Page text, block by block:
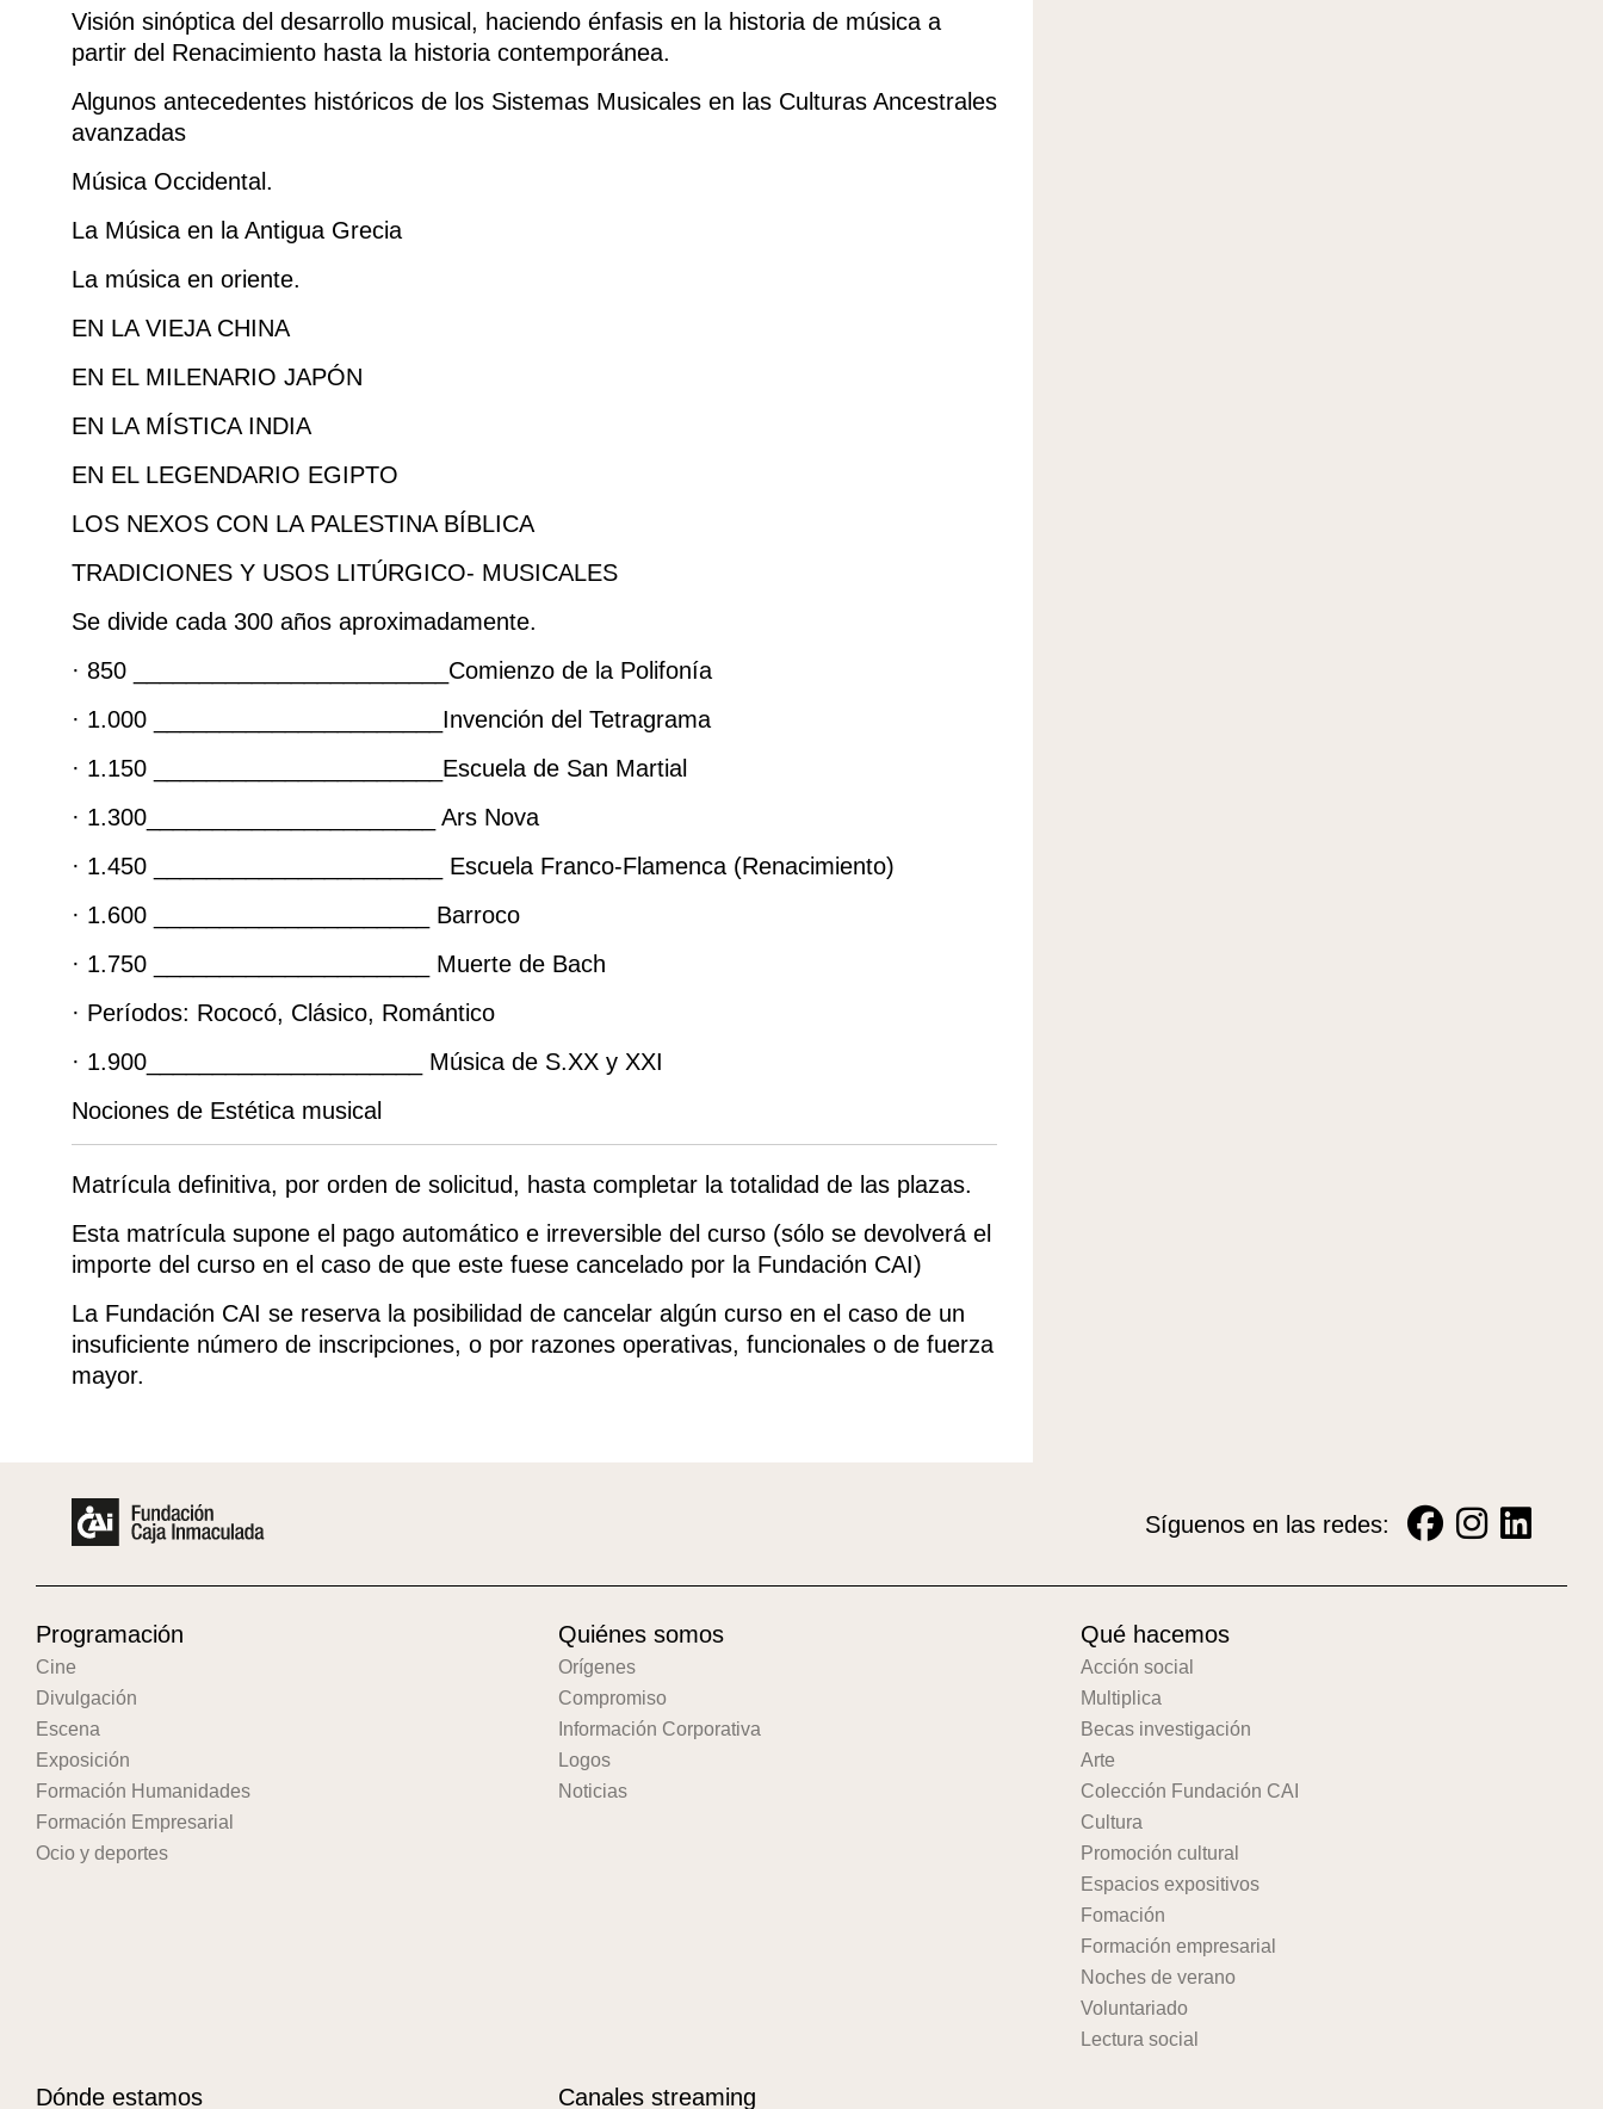
Visión sinóptica del desarrollo musical, haciendo énfasis en la historia de música a
partir del Renacimiento hasta la historia contemporánea.
Algunos antecedentes históricos de los Sistemas Musicales en las Culturas Ancestrales
avanzadas
Música Occidental.
La Música en la Antigua Grecia
La música en oriente.
EN LA VIEJA CHINA
EN EL MILENARIO JAPÓN
EN LA MÍSTICA INDIA
EN EL LEGENDARIO EGIPTO
LOS NEXOS CON LA PALESTINA BÍBLICA
TRADICIONES Y USOS LITÚRGICO- MUSICALES
Se divide cada 300 años aproximadamente.
· 850 ________________________Comienzo de la Polifonía
· 1.000 ______________________Invención del Tetragrama
· 1.150 ______________________Escuela de San Martial
· 1.300______________________ Ars Nova
· 1.450 ______________________ Escuela Franco-Flamenca (Renacimiento)
· 1.600 _____________________ Barroco
· 1.750 _____________________ Muerte de Bach
· Períodos: Rococó, Clásico, Romántico
· 1.900_____________________ Música de S.XX y XXI
Nociones de Estética musical
Matrícula definitiva, por orden de solicitud, hasta completar la totalidad de las plazas.
Esta matrícula supone el pago automático e irreversible del curso (sólo se devolverá el
importe del curso en el caso de que este fuese cancelado por la Fundación CAI)
La Fundación CAI se reserva la posibilidad de cancelar algún curso en el caso de un
insuficiente número de inscripciones, o por razones operativas, funcionales o de fuerza
mayor.
Síguenos en las redes:
Programación
Cine
Divulgación
Escena
Exposición
Formación Humanidades
Formación Empresarial
Ocio y deportes
Quiénes somos
Orígenes
Compromiso
Información Corporativa
Logos
Noticias
Qué hacemos
Acción social
Multiplica
Becas investigación
Arte
Colección Fundación CAI
Cultura
Promoción cultural
Espacios expositivos
Fomación
Formación empresarial
Noches de verano
Voluntariado
Lectura social
Dónde estamos Canales streaming